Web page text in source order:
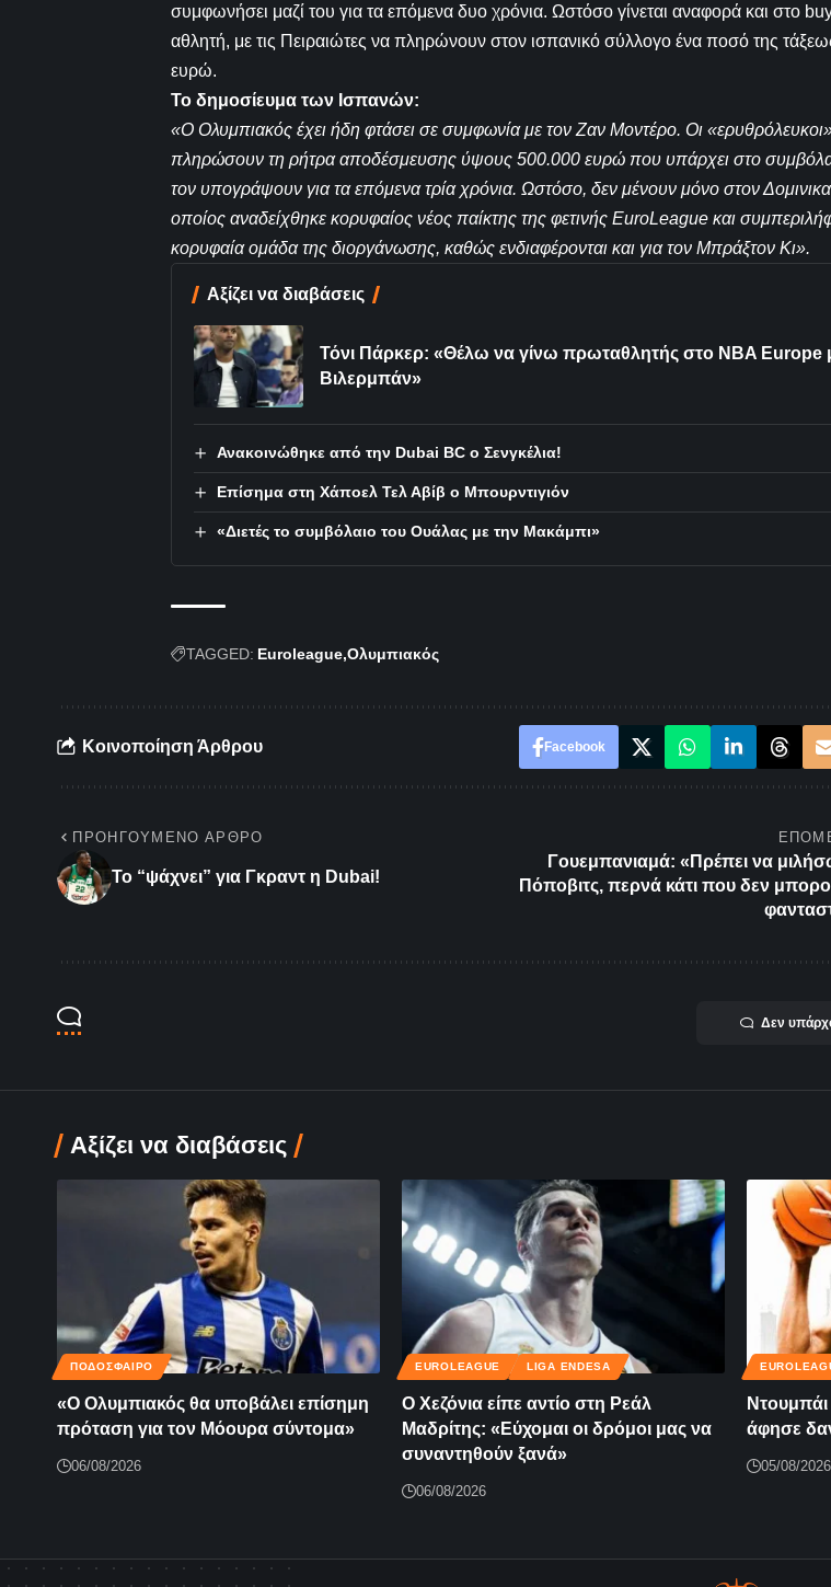
συμφωνήσει μαζί του για τα επόμενα δυο χρόνια. Ωστόσο γίνεται αναφορά και στο
αθλητή, με τις Πειραιώτες να πληρώνουν στον ισπανικό σύλλογο ένα ποσό της
ευρώ.
Το δημοσίευμα των Ισπανών:
«Ο Ολυμπιακός έχει ήδη φτάσει σε συμφωνία με τον Ζαν Μοντέρο. Οι
πληρώσουν τη ρήτρα αποδέσμευσης ύψους 500.000 ευρώ που υπάρχει στο
τον υπογράψουν για τα επόμενα τρία χρόνια. Ωστόσο, δεν μένουν μόνο στον
οποίος αναδείχθηκε κορυφαίος νέος παίκτης της φετινής EuroLeague και
κορυφαία ομάδα της διοργάνωσης, καθώς ενδιαφέρονται και για τον Μπράξτον Κι».
Αξίζει να διαβάσεις
Τόνι Πάρκερ: «Θέλω να γίνω πρωταθλητής στο NBA Europe
Βιλερμπάν»
Ανακοινώθηκε από την Dubai BC ο Σενγκέλια!
Επίσημα στη Χάποελ Τελ Αβίβ ο Μπουρντιγιόν
«Διετές το συμβόλαιο του Ουάλας με την Μακάμπι»
TAGGED: Euroleague Ολυμπιακός
Κοινοποίηση Άρθρου Facebook
ΠΡΟΗΓΟΎΜΕΝΟ ΆΡΘΡΟ
Το “ψάχνει” για Γκραντ η Dubai!
Γουεμπανιαμά: «Πρέπει να
Πόποβιτς, περνά κάτι που δεν
Δεν
Αξίζει να διαβάσεις
ΠΟΔΟΣΦΑΙΡΟ
«Ο Ολυμπιακός θα υποβάλει επίσημη
πρόταση για τον Μόουρα σύντομα»
06/08/2026
EUROLEAGUE LIGA ENDESA
Ο Χεζόνια είπε αντίο στη Ρεάλ
Μαδρίτης: «Εύχομαι οι δρόμοι μας να
συναντηθούν ξανά»
06/08/2026
άφησε
05/08/2026